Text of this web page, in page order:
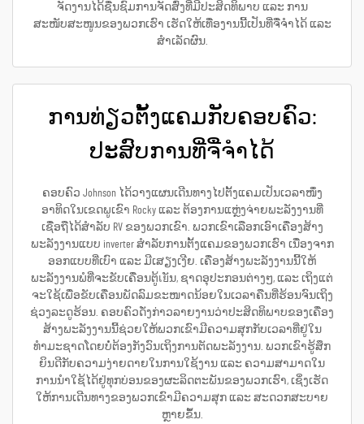
ຈັດງານໄດ້ຊື່ນຊົມການຈັດສົ່ງທີ່ມີປະສິດທິພາບ ແລະ ການ
ສະໜັບສະໜູນຂອງພວກເຮົາ ເຮັດໃຫ້ເທື່ອງານນີ້ເປັນທີ່ຈື່ຈຳໄດ້ ແລະ
ສຳເລັດຜົນ.
ການທ່ຽວຕັ້ງແຄມກັບຄອບຄົວ:
ປະສົບການທີ່ຈື່ຈຳໄດ້
ຄອບຄົວ Johnson ໄດ້ວາງແຜນເດີນທາງໄປຕັ້ງແຄມເປັນເວລາໜຶ່ງ
ອາທິດໃນເຂດພູເຂົາ Rocky ແລະ ຕ້ອງການແຫຼ່ງຈ່າຍພະລັງງານທີ່
ເຊື່ອຖືໄດ້ສຳລັບ RV ຂອງພວກເຂົາ. ພວກເຂົາເລືອກເອົາເຄື່ອງສ້າງ
ພະລັງງານແບບ inverter ສຳລັບການຕັ້ງແຄມຂອງພວກເຮົາ ເນື່ອງຈາກ
ອອກແບບທີ່ເບົາ ແລະ ມີເສຽງເງີຍ. ເຄື່ອງສ້າງພະລັງງານນີ້ໃຫ້
ພະລັງງານພໍທີ່ຈະຂັບເຄື່ອນຕູ້เยັນ, ຊາດອຸປະກອນຕ່າງໆ, ແລະ ເຖິງແຕ່
ຈະໃຊ້ເພື່ອຂັບເຄື່ອນພັດລົມຂະໜາດນ້ອຍໃນເວລາຄືນທີ່ຮ້ອນຈົນເຖິງ
ຊ່ວງລະດູຮ້ອນ. ຄອບຄົວດັ່ງກ່າວລາຍງານວ່າປະສິດທິພາບຂອງເຄື່ອງ
ສ້າງພະລັງງານນີ້ຊ່ວຍໃຫ້ພວກເຂົາມີຄວາມສຸກກັບເວລາທີ່ຢູ່ໃນ
ທຳມະຊາດໂດຍບໍ່ຕ້ອງກັງວົນເຖິງການຕັດພະລັງງານ. ພວກເຂົາຮູ້ສຶກ
ຍິນດີກັບຄວາມງ່າຍດາຍໃນການໃຊ້ງານ ແລະ ຄວາມສາມາດໃນ
ການນຳໃຊ້ໄດ້ຢູ່ທຸກບ່ອນຂອງຜະລິດຕະພັນຂອງພວກເຮົາ, ເຊິ່ງເຮັດ
ໃຫ້ການເດີນທາງຂອງພວກເຂົາມີຄວາມສຸກ ແລະ ສະດວກສະບາຍ
ຫຼາຍຂຶ້ນ.